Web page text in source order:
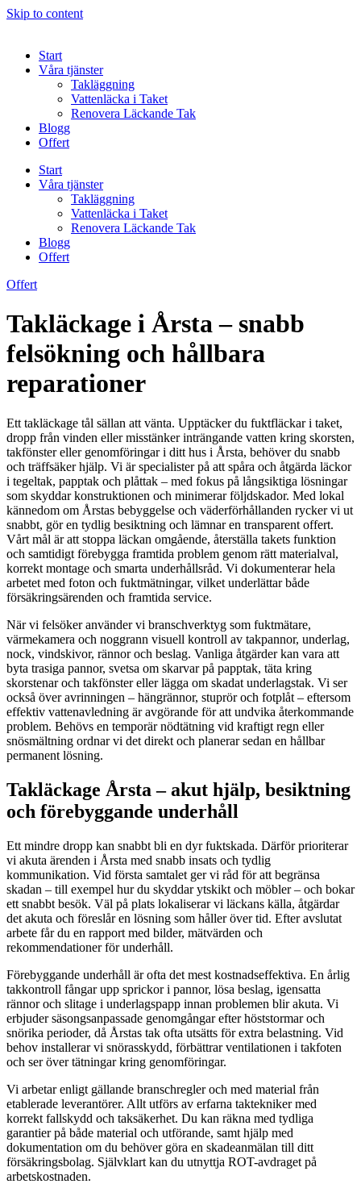
Skip to content
Start
Våra tjänster
Takläggning
Vattenläcka i Taket
Renovera Läckande Tak
Blogg
Offert
Start
Våra tjänster
Takläggning
Vattenläcka i Taket
Renovera Läckande Tak
Blogg
Offert
Offert
Takläckage i Årsta – snabb
felsökning och hållbara
reparationer
Ett takläckage tål sällan att vänta. Upptäcker du fuktfläckar i taket,
dropp från vinden eller misstänker inträngande vatten kring skorsten,
takfönster eller genomföringar i ditt hus i Årsta, behöver du snabb
och träffsäker hjälp. Vi är specialister på att spåra och åtgärda läckor
i tegeltak, papptak och plåttak – med fokus på långsiktiga lösningar
som skyddar konstruktionen och minimerar följdskador. Med lokal
kännedom om Årstas bebyggelse och väderförhållanden rycker vi ut
snabbt, gör en tydlig besiktning och lämnar en transparent offert.
Vårt mål är att stoppa läckan omgående, återställa takets funktion
och samtidigt förebygga framtida problem genom rätt materialval,
korrekt montage och smarta underhållsråd. Vi dokumenterar hela
arbetet med foton och fuktmätningar, vilket underlättar både
försäkringsärenden och framtida service.
När vi felsöker använder vi branschverktyg som fuktmätare,
värmekamera och noggrann visuell kontroll av takpannor, underlag,
nock, vindskivor, rännor och beslag. Vanliga åtgärder kan vara att
byta trasiga pannor, svetsa om skarvar på papptak, täta kring
skorstenar och takfönster eller lägga om skadat underlagstak. Vi ser
också över avrinningen – hängrännor, stuprör och fotplåt – eftersom
effektiv vattenavledning är avgörande för att undvika återkommande
problem. Behövs en temporär nödtätning vid kraftigt regn eller
snösmältning ordnar vi det direkt och planerar sedan en hållbar
permanent lösning.
Takläckage Årsta – akut hjälp, besiktning
och förebyggande underhåll
Ett mindre dropp kan snabbt bli en dyr fuktskada. Därför prioriterar
vi akuta ärenden i Årsta med snabb insats och tydlig
kommunikation. Vid första samtalet ger vi råd för att begränsa
skadan – till exempel hur du skyddar ytskikt och möbler – och bokar
ett snabbt besök. Väl på plats lokaliserar vi läckans källa, åtgärdar
det akuta och föreslår en lösning som håller över tid. Efter avslutat
arbete får du en rapport med bilder, mätvärden och
rekommendationer för underhåll.
Förebyggande underhåll är ofta det mest kostnadseffektiva. En årlig
takkontroll fångar upp sprickor i pannor, lösa beslag, igensatta
rännor och slitage i underlagspapp innan problemen blir akuta. Vi
erbjuder säsongsanpassade genomgångar efter höststormar och
snörika perioder, då Årstas tak ofta utsätts för extra belastning. Vid
behov installerar vi snörasskydd, förbättrar ventilationen i takfoten
och ser över tätningar kring genomföringar.
Vi arbetar enligt gällande branschregler och med material från
etablerade leverantörer. Allt utförs av erfarna taktekniker med
korrekt fallskydd och taksäkerhet. Du kan räkna med tydliga
garantier på både material och utförande, samt hjälp med
dokumentation om du behöver göra en skadeanmälan till ditt
försäkringsbolag. Självklart kan du utnyttja ROT-avdraget på
arbetskostnaden.